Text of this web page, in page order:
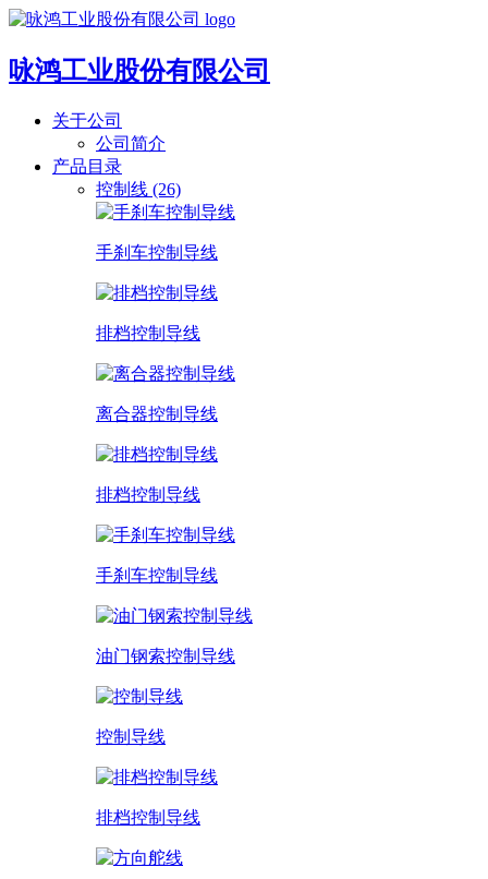
咏鸿工业股份有限公司
关于公司
公司简介
产品目录
控制线 (26)
手刹车控制导线
排档控制导线
离合器控制导线
排档控制导线
手刹车控制导线
油门钢索控制导线
控制导线
排档控制导线